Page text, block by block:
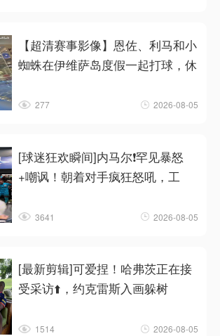
【超清赛事影像】恩佐、利马和小
蜘蛛在伊维萨岛度假一起打球，休
277 2026-08-05
[球迷狂欢瞬间]内马尔❗罕见暴怒
+嘲讽！朝着对手疯狂怒吼，工
3641 2026-08-05
[最新剪辑]可爱捏！哈弗茨正在接
受采访⬆️，约克雷斯入画躲树
1514 2026-08-05